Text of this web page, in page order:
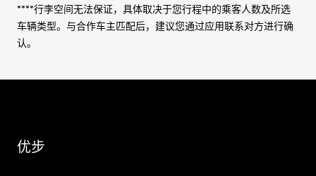
****行李空间无法保证，具体取决于您行程中的乘客人数及所选
车辆类型。与合作车主匹配后，建议您通过应用联系对方进行确
认。
优步